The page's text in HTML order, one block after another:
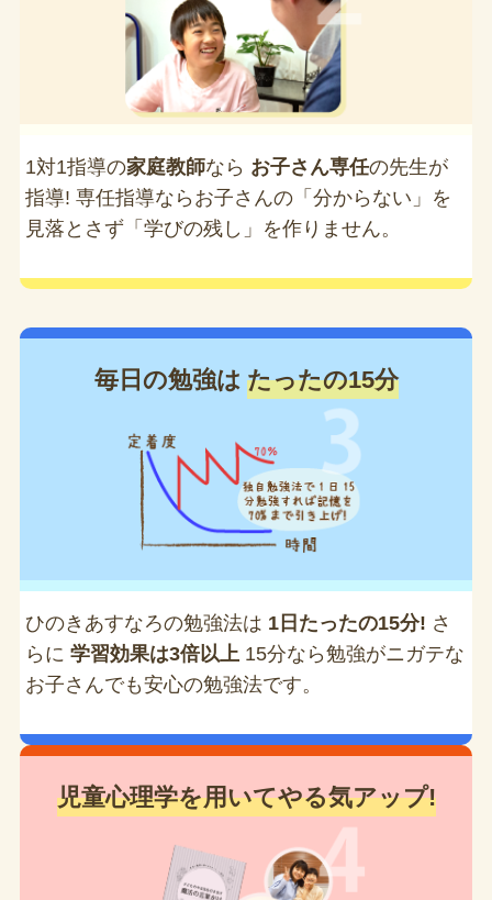
1対1指導の家庭教師なら お子さん専任の先生が
指導! 専任指導ならお子さんの「分からない」を
見落とさず「学びの残し」を作りません。
毎日の勉強は たったの15分
ひのきあすなろの勉強法は 1日たったの15分! さ
らに 学習効果は3倍以上15分なら勉強がニガテな
お子さんでも安心の勉強法です。
児童心理学を用いてやる気アップ!